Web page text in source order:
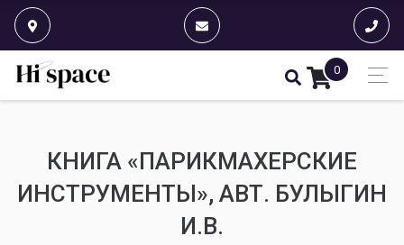
0
КНИГА «ПАРИКМАХЕРСКИЕ
ИНСТРУМЕНТЫ», АВТ. БУЛЫГИН
И.В.